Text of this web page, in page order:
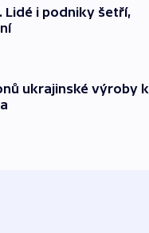
Lidé i podniky šetří,
ukrajinské výroby k